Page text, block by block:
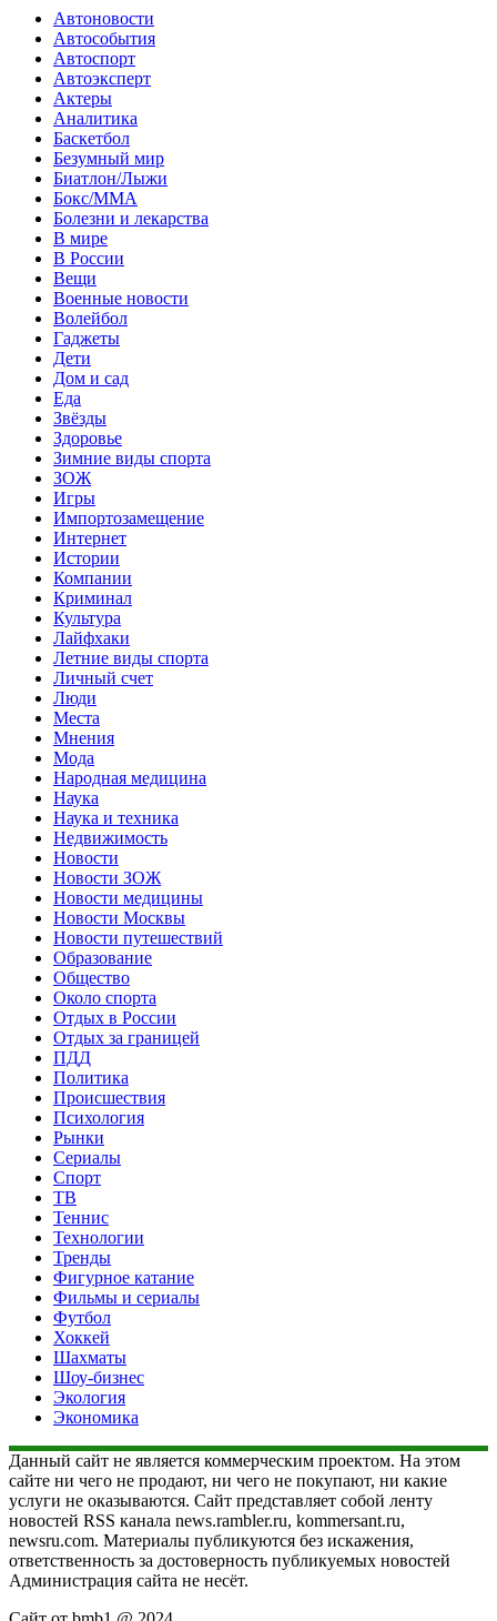
Автоновости
Автособытия
Автоспорт
Автоэксперт
Актеры
Аналитика
Баскетбол
Безумный мир
Биатлон/Лыжи
Бокс/MMA
Болезни и лекарства
В мире
В России
Вещи
Военные новости
Волейбол
Гаджеты
Дети
Дом и сад
Еда
Звёзды
Здоровье
Зимние виды спорта
ЗОЖ
Игры
Импортозамещение
Интернет
Истории
Компании
Криминал
Культура
Лайфхаки
Летние виды спорта
Личный счет
Люди
Места
Мнения
Мода
Народная медицина
Наука
Наука и техника
Недвижимость
Новости
Новости ЗОЖ
Новости медицины
Новости Москвы
Новости путешествий
Образование
Общество
Около спорта
Отдых в России
Отдых за границей
ПДД
Политика
Происшествия
Психология
Рынки
Сериалы
Спорт
ТВ
Теннис
Технологии
Тренды
Фигурное катание
Фильмы и сериалы
Футбол
Хоккей
Шахматы
Шоу-бизнес
Экология
Экономика
Данный сайт не является коммерческим проектом. На этом
сайте ни чего не продают, ни чего не покупают, ни какие
услуги не оказываются. Сайт представляет собой ленту
новостей RSS канала news.rambler.ru, kommersant.ru,
newsru.com. Материалы публикуются без искажения,
ответственность за достоверность публикуемых новостей
Администрация сайта не несёт.